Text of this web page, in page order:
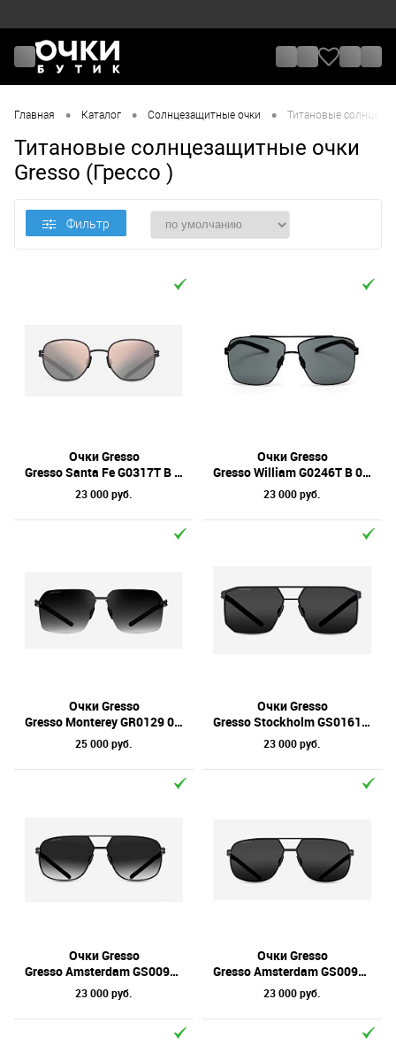
Главная • Каталог • Солнцезащитные очки • Титановые
Титановые солнцезащитные очки
Gresso (Грессо )
Цена
Назначение / Пол
Материал линз
Технология оптики
Фильтр
Очки Gresso
Gresso Santa Fe G0317T B 37S 51
23 000 руб.
Очки Gresso
Gresso William G0246T B 01S 62
23 000 руб.
Очки Gresso
Gresso Monterey GR0129 01 60
25 000 руб.
Очки Gresso
Gresso Stockholm GS0161 02 63
23 000 руб.
Очки Gresso
Gresso Amsterdam GS0095 01 64
23 000 руб.
Очки Gresso
Gresso Amsterdam GS0095 02 64
23 000 руб.